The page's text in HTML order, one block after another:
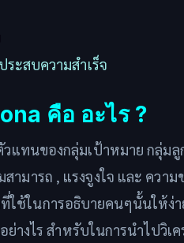
ะสบความสำเร็จ
คือ อะไร ?
แทนของกลุ่มเป้าหมาย กลุ่มลู
ามารถ , แรงจูงใจ และ ควา
ใช้ในการอธิบายคนๆนั้นให้ง่
างไร สำหรับในการนำไปวิเ